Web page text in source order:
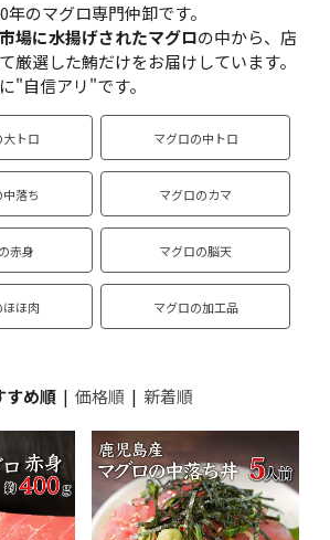
のマグロ専門仲卸です。
場に水揚げされたマグロの中から、店
厳選した鮪だけをお届けしています。
"自信アリ"です。
トロ マグロの中トロ
落ち マグロのカマ
赤身 マグロの脳天
ほ肉 マグロの加工品
すめ順| 価格順 | 新着順